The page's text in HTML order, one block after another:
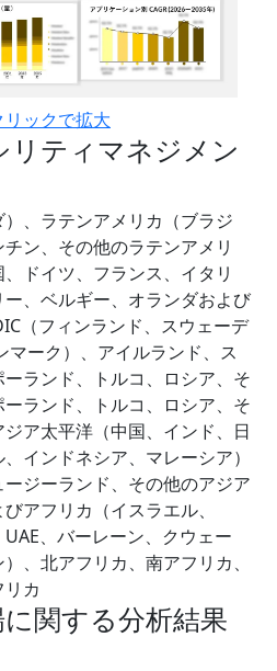
リックで拡大
リティマネジメン
、ラテンアメリカ（ブラジ
ン、その他のラテンアメリ
ドイツ、フランス、イタリ
、ベルギー、オランダおよび
（フィンランド、スウェーデ
マーク）、アイルランド、ス
ランド、トルコ、ロシア、そ
ランド、トルコ、ロシア、そ
ア太平洋（中国、インド、日
インドネシア、マレーシア）
ジーランド、その他のアジア
アフリカ（イスラエル、
、バーレーン、クウェー
、北アフリカ、南アフリカ、
カ
関する分析結果